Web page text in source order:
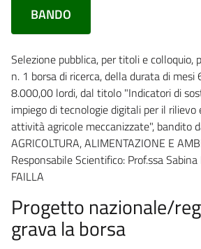
BANDO
Selezione pubblica, per titoli e colloquio,
n. 1 borsa di ricerca, della durata di
8.000,00 lordi, dal titolo "Indicatori di
impiego di tecnologie digitali per il
attività agricole meccanizzate", bandito
AGRICOLTURA, ALIMENTAZIONE E
Responsabile Scientifico: Prof.ssa
FAILLA
Progetto nazionale/
grava la borsa